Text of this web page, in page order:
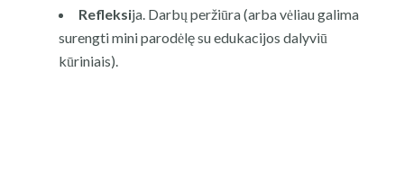
Refleksija. Darbų peržiūra (arba vėliau galima
surengti mini parodėlę su edukacijos dalyviū
kūriniais).